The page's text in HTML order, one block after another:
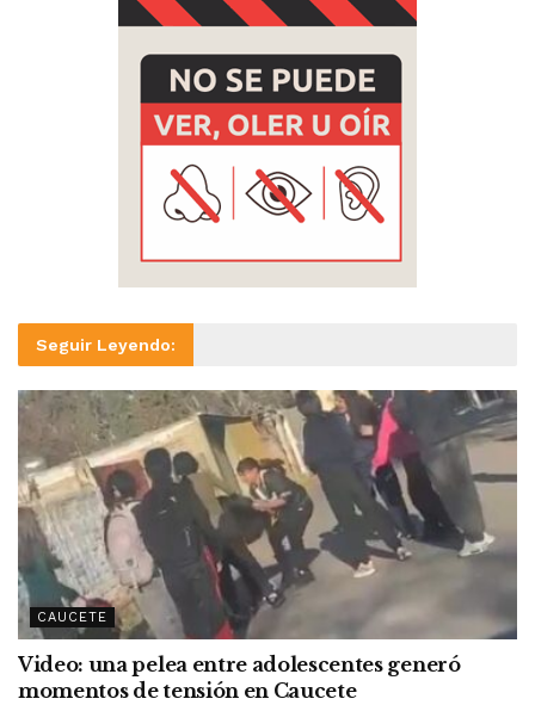
Seguir Leyendo:
CAUCETE
Video: una pelea entre adolescentes generó
momentos de tensión en Caucete